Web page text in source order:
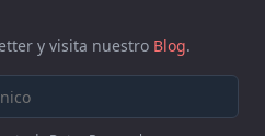
y visita nuestro Blog.